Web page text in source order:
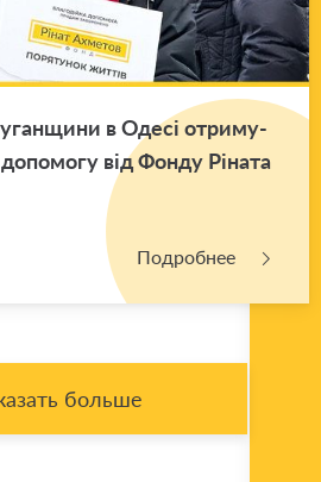
в Одесі от­ри­му­
від Фонду Ріната
Подробнее
больше